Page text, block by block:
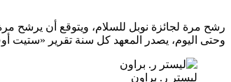
رشح مرة لجائزة نوبل للسلام، ويتوقع أن يرشح
وحتى اليوم، يصدر المعهد كل سنة تقرير «ستيت
ليستر ر. براون